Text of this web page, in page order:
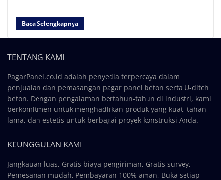
Baca Selengkapnya
TENTANG KAMI
PagarPanel.co.id adalah penyedia terpercaya dalam
penjualan dan pemasangan pagar panel beton serta U-ditch
beton. Dengan pengalaman bertahun-tahun di industri, kami
berkomitmen untuk menghadirkan produk yang kuat, tahan
lama, dan estetis untuk berbagai proyek konstruksi Anda.
KEUNGGULAN KAMI
Jangkauan luas, Gratis biaya pengiriman, Gratis survey,
Pemesanan mudah, Pembayaran 100% aman, Buka setiap